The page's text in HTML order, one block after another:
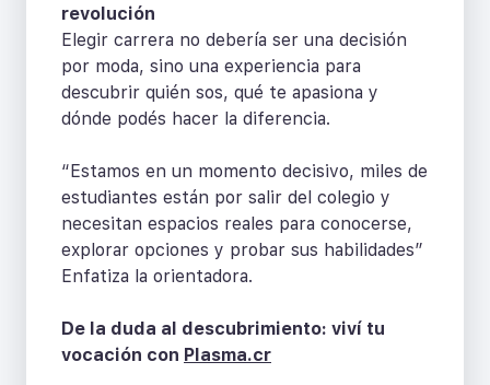
revolución
Elegir carrera no debería ser una decisión
por moda, sino una experiencia para
descubrir quién sos, qué te apasiona y
dónde podés hacer la diferencia.
“Estamos en un momento decisivo, miles de
estudiantes están por salir del colegio y
necesitan espacios reales para conocerse,
explorar opciones y probar sus habilidades”
Enfatiza la orientadora.
De la duda al descubrimiento: viví tu
vocación con Plasma.cr